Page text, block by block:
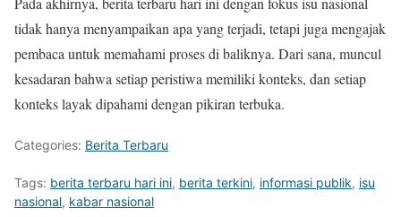
tidak hanya menyampaikan apa yang terjadi, tetapi juga mengajak
pembaca untuk memahami proses di baliknya. Dari sana, muncul
kesadaran bahwa setiap peristiwa memiliki konteks, dan setiap
konteks layak dipahami dengan pikiran terbuka.
Categories: Berita Terbaru
Tags: berita terbaru hari ini, berita terkini, informasi publik, isu
nasional, kabar nasional